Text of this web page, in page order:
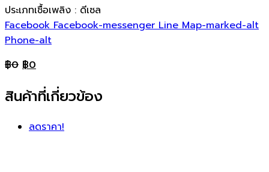
ประเภทเชื้อเพลิง : ดีเซล
Facebook Facebook-messenger Line Map-marked-alt
Phone-alt
฿0 ฿0
สินค้าที่เกี่ยวข้อง
ลดราคา!